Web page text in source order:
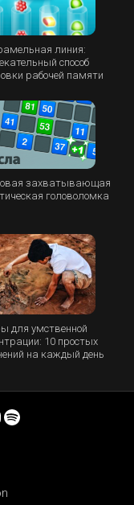
линия:
способ
рабочей памяти
захватывающая
головоломка
для умственной
10 простых
на каждый день
Spotify